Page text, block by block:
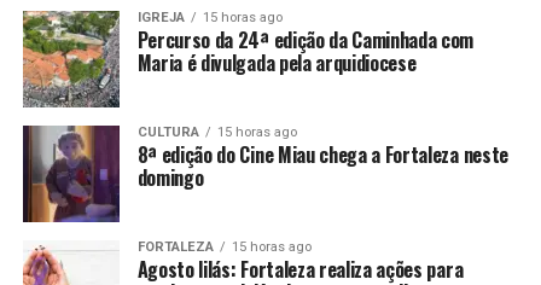
IGREJA 15 horas ago
Percurso da 24ª edição da Caminhada com
Maria é divulgada pela arquidiocese
CULTURA 15 horas ago
8ª edição do Cine Miau chega a Fortaleza neste
domingo
FORTALEZA 15 horas ago
Agosto lilás: Fortaleza realiza ações para